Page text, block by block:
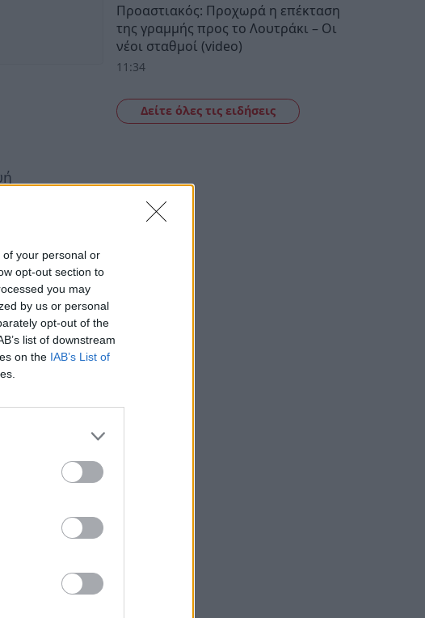
your personal or
opt-out section to
you may
by us or personal
opt-out of the
list of downstream
on the IAB’s List of
Προαστιακός: Προχωρά η επέκταση
της γραμμής προς το Λουτράκι – Οι
νέοι σταθμοί (video)
11:34
Δείτε όλες τις ειδήσεις